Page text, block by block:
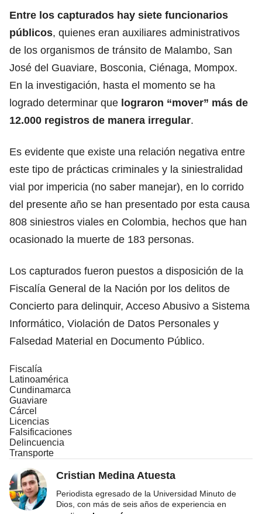
Entre los capturados hay siete funcionarios
públicos, quienes eran auxiliares administrativos
de los organismos de tránsito de Malambo, San
José del Guaviare, Bosconia, Ciénaga, Mompox.
En la investigación, hasta el momento se ha
logrado determinar que lograron “mover” más de
12.000 registros de manera irregular.
Es evidente que existe una relación negativa entre
este tipo de prácticas criminales y la siniestralidad
vial por impericia (no saber manejar), en lo corrido
del presente año se han presentado por esta causa
808 siniestros viales en Colombia, hechos que han
ocasionado la muerte de 183 personas.
Los capturados fueron puestos a disposición de la
Fiscalía General de la Nación por los delitos de
Concierto para delinquir, Acceso Abusivo a Sistema
Informático, Violación de Datos Personales y
Falsedad Material en Documento Público.
Fiscalía
Latinoamérica
Cundinamarca
Guaviare
Cárcel
Licencias
Falsificaciones
Delincuencia
Transporte
Cristian Medina Atuesta
Periodista egresado de la Universidad Minuto de
Dios, con más de seis años de experiencia en